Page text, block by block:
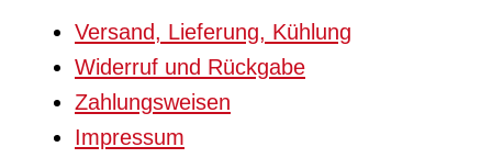
Versand, Lieferung, Kühlung
Widerruf und Rückgabe
Zahlungsweisen
Impressum